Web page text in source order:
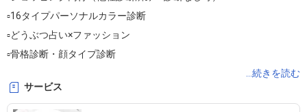
▫️16タイプパーソナルカラー診断
▫️どうぶつ占い×ファッション
▫️骨格診断・顔タイプ診断
...続きを読む
サービス